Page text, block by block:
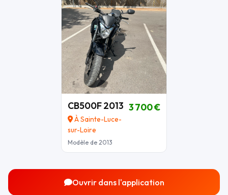
CB500F 2013
À Sainte-Luce-
sur-Loire
Modèle de 2013
3 700 €
Ouvrir dans l'application